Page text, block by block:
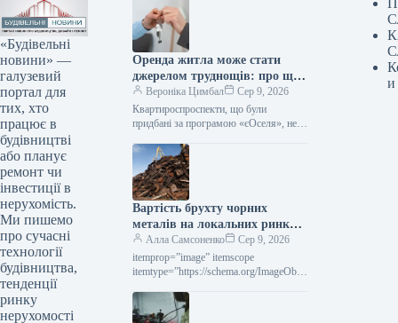
«Будівельні
новини» —
галузевий
портал для
тих, хто
працює в
будівництві
або планує
ремонт чи
інвестиції в
нерухомість.
Ми пишемо
про сучасні
технології
будівництва,
тенденції
ринку
нерухомості
Оренда житла може стати
джерелом труднощів: про що
слід пам’ятати учасникам
програми «єОселя»
Вероніка Цимбал
Сер 9, 2026
Квартироспроспeкти, що були
придбані за програмою «єОселя», не
таке житло в оренду. Поки позика не
буде…
Вартість брухту чорних
металів на локальних ринках
у липні впала на 10–30
доларів за тонну.
Алла Самсоненко
Сер 9, 2026
itemprop=”image” itemscope
itemtype=”https://schema.org/ImageObje
Брухт Новини Світовий ринок вартість
брухту Друк 109 09 Серпня 2026
и